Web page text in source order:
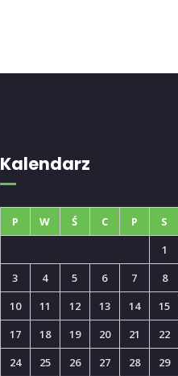
Kalendarz
P W Ś C P S
1
3
4 5 6 7 8
10
11 12 13 14 15
17
18 19 20 21 22
24
25 26 27 28 29